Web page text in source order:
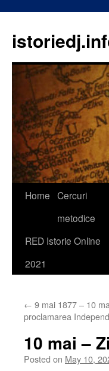
Skip
content
Home Cercuri
metodice
RED Istorie Online
2021
← 9 mai 1877 – 10
proclamarea
10 mai –
Posted on May 10,